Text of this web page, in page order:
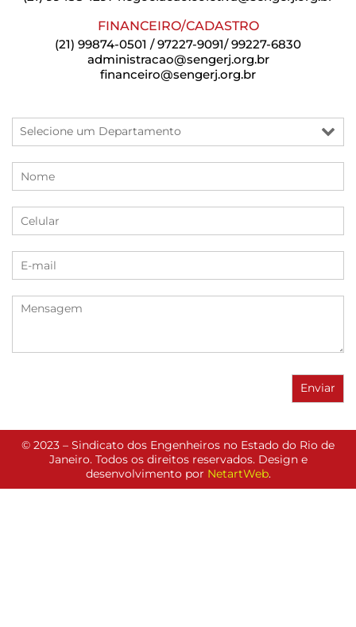
FINANCEIRO/CADASTRO
(21) 99874-0501 / 97227-9091/ 99227-6830
administracao@sengerj.org.br
financeiro@sengerj.org.br
© 2023 – Sindicato dos Engenheiros no Estado do Rio de
Janeiro. Todos os direitos reservados. Design e
desenvolvimento por NetartWeb.